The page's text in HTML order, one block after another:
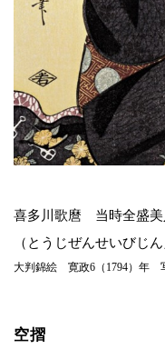
喜多川歌麿 当時全盛美
（とうじぜんせいびじ
大判錦絵 寛政6（1794）年
空摺